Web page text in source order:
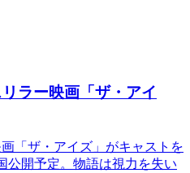
ラー映画「ザ・アイ
「ザ・アイズ」がキャストを
公開予定。物語は視力を失い